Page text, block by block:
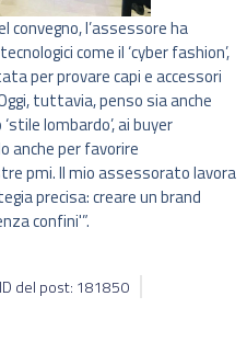
convegno, l’assessore ha
come il ‘cyber fashion’,
per provare capi e accessori
tuttavia, penso sia anche
lombardo’, ai buyer
anche per favorire
pmi. Il mio assessorato lavora
precisa: creare un brand
confini'”.
ID del post: 181850